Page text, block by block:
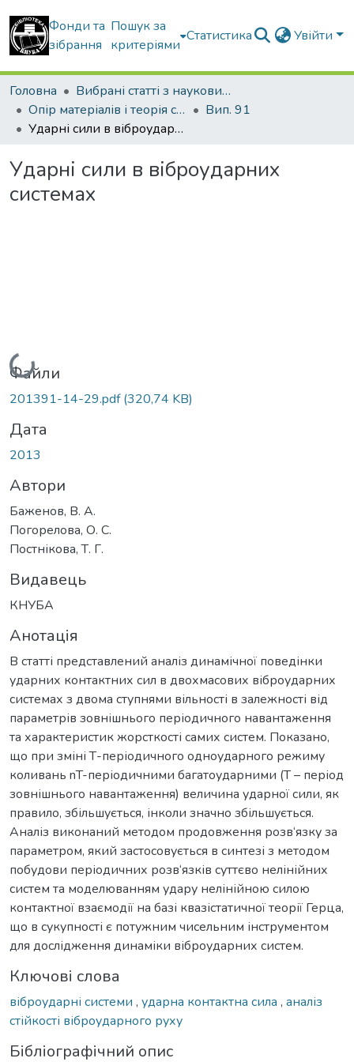
Фонди та
зібрання
Пошук за
критеріями
Статистика Увійти
Головна
Вибрані статті з наукових збірників КНУБА
Опір матеріалів і теорія споруд
Вип. 91
Ударні сили в віброударних системах
Ударні сили в віброударних
системах
Вантажиться...
Файли
201391-14-29.pdf(320,74 KB)
Дата
2013
Автори
Баженов, В. А.
Погорелова, О. С.
Постнікова, Т. Г.
Видавець
КНУБА
Анотація
В статті представлений аналіз динамічної поведінки
ударних контактних сил в двохмасових віброударних
системах з двома ступнями вільності в залежності від
параметрів зовнішнього періодичного навантаження
та характеристик жорсткості самих систем. Показано,
що при зміні Т-періодичного одноударного режиму
коливань nT-періодичними багатоударними (Т – період
зовнішнього навантаження) величина ударної сили, як
правило, збільшується, інколи значно збільшується.
Аналіз виконаний методом продовження розв‘язку за
параметром, який застосовується в синтезі з методом
побудови періодичних розв‘язків суттєво нелінійних
систем та моделюванням удару нелінійною силою
контактної взаємодії на базі квазістатичної теорії Герца,
що в сукупності є потужним чисельним інструментом
для дослідження динаміки віброударних систем.
Ключові слова
віброударні системи , ударна контактна сила , аналіз
стійкості віброударного руху
Бібліографічний опис